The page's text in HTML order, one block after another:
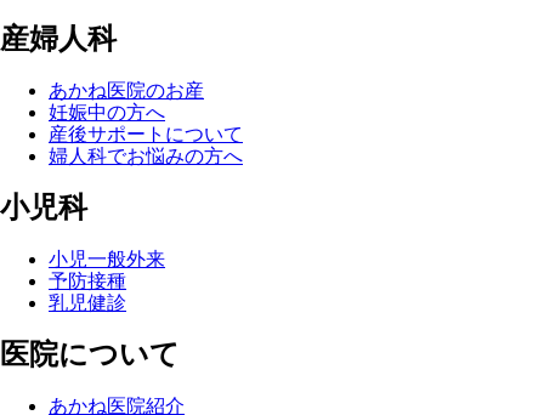
産婦人科
あかね医院のお産
妊娠中の方へ
産後サポートについて
婦人科でお悩みの方へ
小児科
小児一般外来
予防接種
乳児健診
医院について
あかね医院紹介